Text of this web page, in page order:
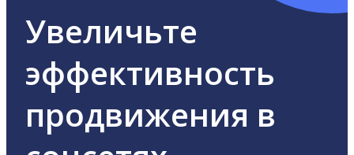
Увеличьте
эффективность
продвижения в